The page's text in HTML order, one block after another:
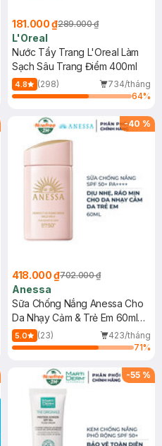
181.000 ₫289.000 ₫
L'Oreal
Nước Tẩy Trang L'Oreal Làm
Sạch Sâu Trang Điểm 400ml
4.8 (298)
734/tháng
64%
-40 %
418.000 ₫702.000 ₫
Anessa
Sữa Chống Nắng Anessa Cho
Da Nhạy Cảm & Trẻ Em 60ml
(Mới)
5.0 (23)
423/tháng
71%
-55 %